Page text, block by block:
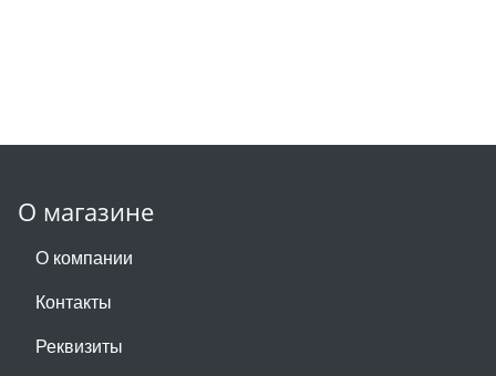
О магазине
О компании
Контакты
Реквизиты